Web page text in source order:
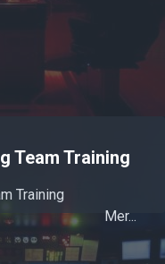
Team Training
Training
Mer...